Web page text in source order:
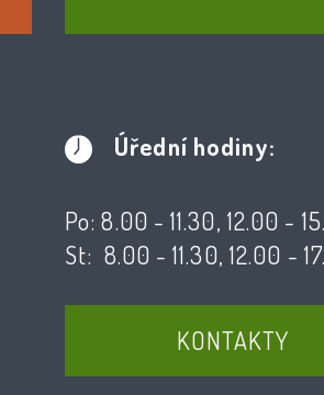
Úřední hodiny:
Po: 8.00 - 11.30, 12.00 -
St: 8.00 - 11.30, 12.00 -
KONTAKTY